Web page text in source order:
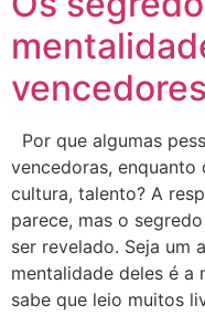
vencedores
Por que algumas
vencedoras, enquanto
cultura, talento? A
parece, mas o
ser revelado. Seja um
mentalidade deles é a
sabe que leio muitos